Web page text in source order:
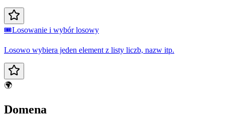
🎟️Losowanie i wybór losowy
Losowo wybiera jeden element z listy liczb, nazw itp.
🌍
Domena